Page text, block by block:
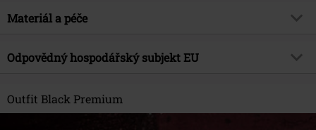
Brand
Téma produktů
Rockové oblečení, Festival, Biker,
Datum vydání
Typ výrobku
Materiál a péče
Vrchní materiál
60% polyuretan, 40% kůže
barvená rostlinnými barvivy
Odpovědný hospodářský subjekt EU
Einsteinstr. 6
49835 Wietmarschen
Outfit Black Premium